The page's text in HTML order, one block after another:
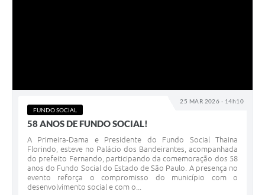
25 MAR 2026 - 14h10
FUNDO SOCIAL
58 ANOS DE FUNDO SOCIAL!
A Primeira-Dama e Presidente do Fundo Social Thaina
Florindo, esteve no Palácio dos Bandeirantes, acompanhada
do prefeito Fernando, participando da comemoração dos 58
anos do Fundo Social do Estado de São Paulo. A presença no
evento reforça o compromisso do município com o
desenvolvimento social e com o...